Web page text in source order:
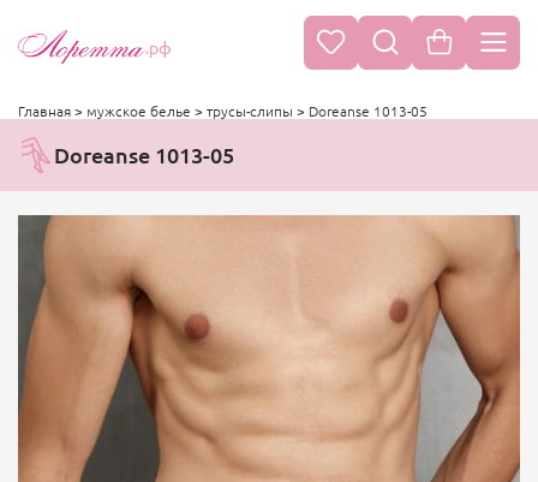
.рф
Главная> мужское белье > трусы-слипы > Doreanse 1013-05
Doreanse 1013-05